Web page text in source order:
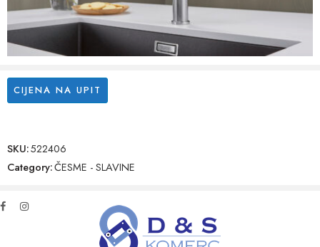
CIJENA NA UPIT
SKU:522406
Category:ČESME - SLAVINE